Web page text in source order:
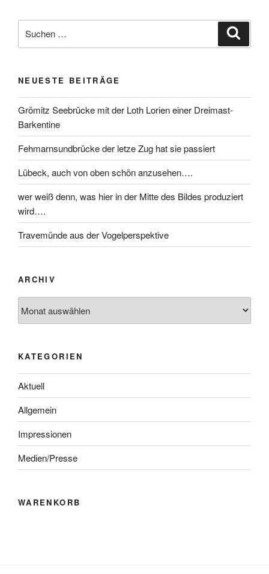
NEUESTE BEITRÄGE
Grömitz Seebrücke mit der Loth Lorien einer Dreimast-
Barkentine
Fehmarnsundbrücke der letze Zug hat sie passiert
Lübeck, auch von oben schön anzusehen….
wer weiß denn, was hier in der Mitte des Bildes produziert
wird….
Travemünde aus der Vogelperspektive
ARCHIV
KATEGORIEN
Aktuell
Allgemein
Impressionen
Medien/Presse
WARENKORB